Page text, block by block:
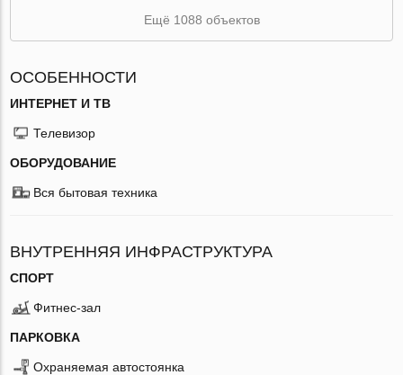
Ещё 1088 объектов
ОСОБЕННОСТИ
ИНТЕРНЕТ И ТВ
Телевизор
ОБОРУДОВАНИЕ
Вся бытовая техника
ВНУТРЕННЯЯ ИНФРАСТРУКТУРА
СПОРТ
Фитнес-зал
ПАРКОВКА
Охраняемая автостоянка